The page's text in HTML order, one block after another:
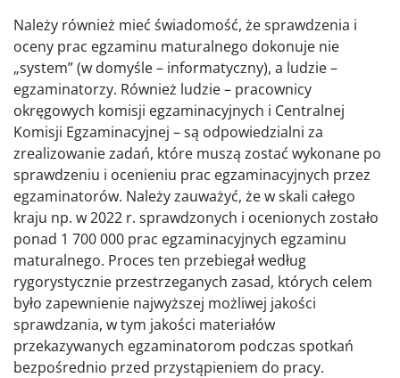
Należy również mieć świadomość, że sprawdzenia i
oceny prac egzaminu maturalnego dokonuje nie
„system” (w domyśle – informatyczny), a ludzie –
egzaminatorzy. Również ludzie – pracownicy
okręgowych komisji egzaminacyjnych i Centralnej
Komisji Egzaminacyjnej – są odpowiedzialni za
zrealizowanie zadań, które muszą zostać wykonane po
sprawdzeniu i ocenieniu prac egzaminacyjnych przez
egzaminatorów. Należy zauważyć, że w skali całego
kraju np. w 2022 r. sprawdzonych i ocenionych zostało
ponad 1 700 000 prac egzaminacyjnych egzaminu
maturalnego. Proces ten przebiegał według
rygorystycznie przestrzeganych zasad, których celem
było zapewnienie najwyższej możliwej jakości
sprawdzania, w tym jakości materiałów
przekazywanych egzaminatorom podczas spotkań
bezpośrednio przed przystąpieniem do pracy.